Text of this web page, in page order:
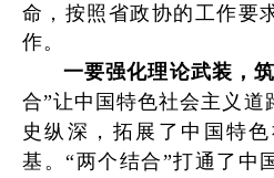
命，按照省政协的工作要
作。
一要强化理论武装，
合”让中国特色社会主义道
史纵深，拓展了中国特
基。“两个结合”打通了中